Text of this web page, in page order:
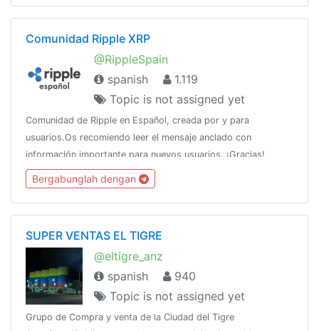
Comunidad Ripple XRP
@RippleSpain
spanish
1.119
Topic is not assigned yet
Comunidad de Ripple en Español, creada por y para
usuarios.Os recomiendo leer el mensaje anclado con
información importante para nuevos usuarios. ¡Gracias!
Bergabunglah dengan
SUPER VENTAS EL TIGRE
@eltigre_anz
spanish
940
Topic is not assigned yet
Grupo de Compra y venta de la Ciudad del Tigre